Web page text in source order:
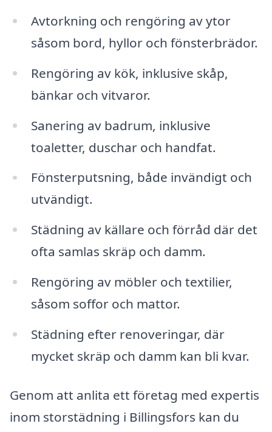
Avtorkning och rengöring av ytor
såsom bord, hyllor och fönsterbrädor.
Rengöring av kök, inklusive skåp,
bänkar och vitvaror.
Sanering av badrum, inklusive
toaletter, duschar och handfat.
Fönsterputsning, både invändigt och
utvändigt.
Städning av källare och förråd där det
ofta samlas skräp och damm.
Rengöring av möbler och textilier,
såsom soffor och mattor.
Städning efter renoveringar, där
mycket skräp och damm kan bli kvar.
Genom att anlita ett företag med expertis
inom storstädning i Billingsfors kan du